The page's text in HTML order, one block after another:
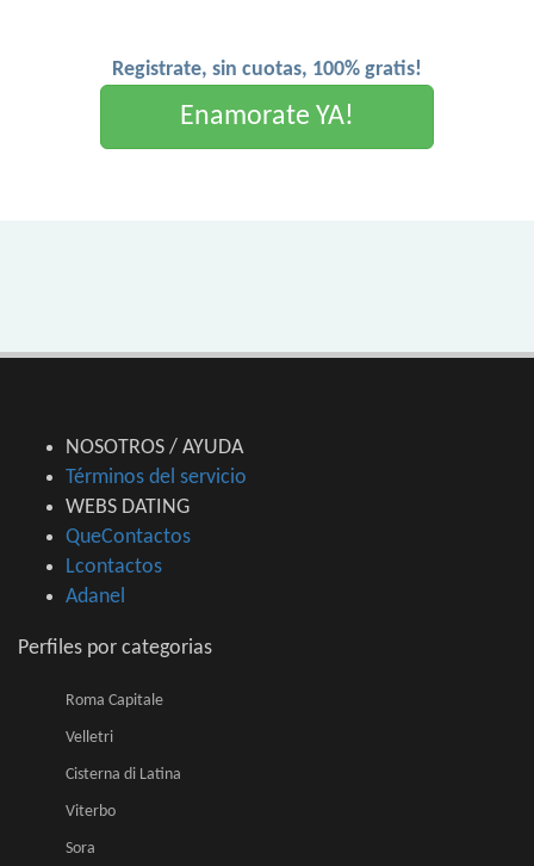
Registrate, sin cuotas, 100% gratis!
Enamorate YA!
NOSOTROS / AYUDA
Términos del servicio
WEBS DATING
QueContactos
Lcontactos
Adanel
Perfiles por categorias
Roma Capitale
Velletri
Cisterna di Latina
Viterbo
Sora